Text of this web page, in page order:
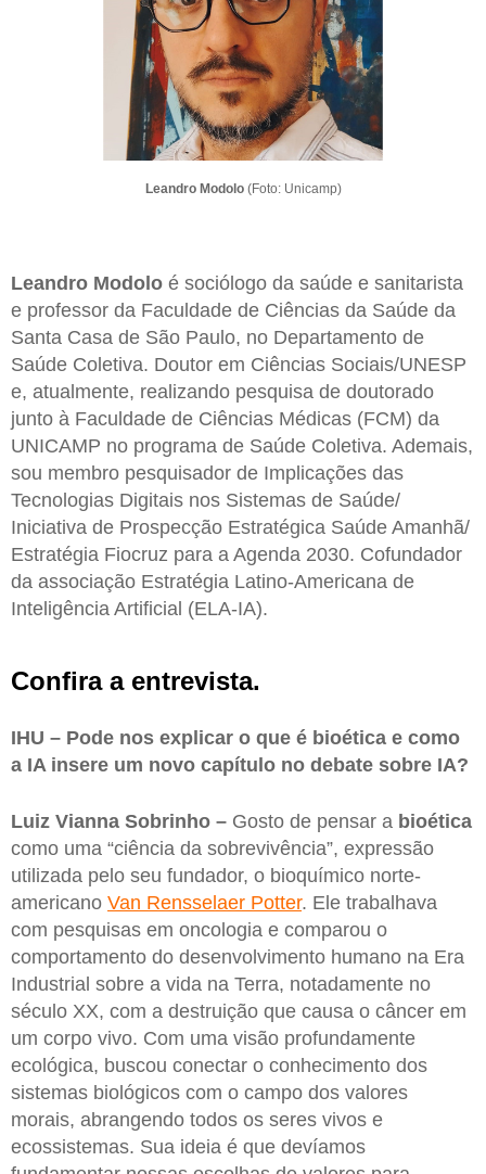
Leandro Modolo(Foto: Unicamp)
Leandro Modolo é sociólogo da saúde e sanitarista
e professor da Faculdade de Ciências da Saúde da
Santa Casa de São Paulo, no Departamento de
Saúde Coletiva. Doutor em Ciências Sociais/UNESP
e, atualmente, realizando pesquisa de doutorado
junto à Faculdade de Ciências Médicas (FCM) da
UNICAMP no programa de Saúde Coletiva. Ademais,
sou membro pesquisador de Implicações das
Tecnologias Digitais nos Sistemas de Saúde/
Iniciativa de Prospecção Estratégica Saúde Amanhã/
Estratégia Fiocruz para a Agenda 2030. Cofundador
da associação Estratégia Latino-Americana de
Inteligência Artificial (ELA-IA).
Confira a entrevista.
IHU – Pode nos explicar o que é bioética e como
a IA insere um novo capítulo no debate sobre IA?
Luiz Vianna Sobrinho – Gosto de pensar a bioética
como uma “ciência da sobrevivência”, expressão
utilizada pelo seu fundador, o bioquímico norte-
americano Van Rensselaer Potter. Ele trabalhava
com pesquisas em oncologia e comparou o
comportamento do desenvolvimento humano na Era
Industrial sobre a vida na Terra, notadamente no
século XX, com a destruição que causa o câncer em
um corpo vivo. Com uma visão profundamente
ecológica, buscou conectar o conhecimento dos
sistemas biológicos com o campo dos valores
morais, abrangendo todos os seres vivos e
ecossistemas. Sua ideia é que devíamos